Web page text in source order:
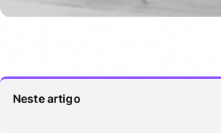
Neste artigo